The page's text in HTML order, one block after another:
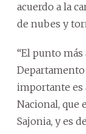
acuerdo a la
de nubes y
“El punto
importante es
Nacional, que
Sajonia, y es